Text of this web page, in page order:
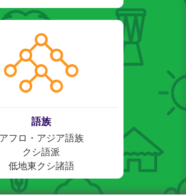
語族
アフロ・アジア語族
クシ語派
低地東クシ諸語